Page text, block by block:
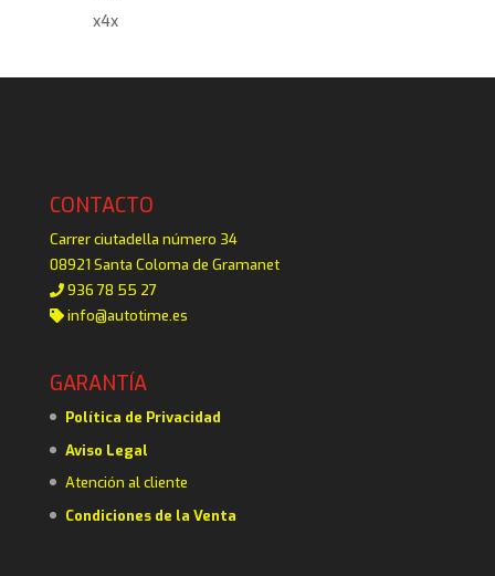
x4x
CONTACTO
Carrer ciutadella número 34
08921 Santa Coloma de Gramanet
936 78 55 27
info@autotime.es
GARANTÍA
Política de Privacidad
Aviso Legal
Atención al cliente
Condiciones de la Venta